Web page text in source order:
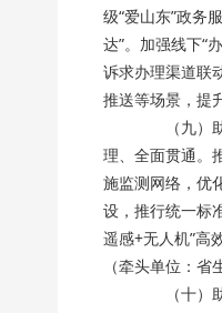
级“爱山东”政务
达”。加强线下“
诉求办理渠道联
推送等场景，提
（九）助
理、全面贯通。
施监测网络，优
设，推行统一标
遥感+无人机”高
（牵头单位：
（十）助